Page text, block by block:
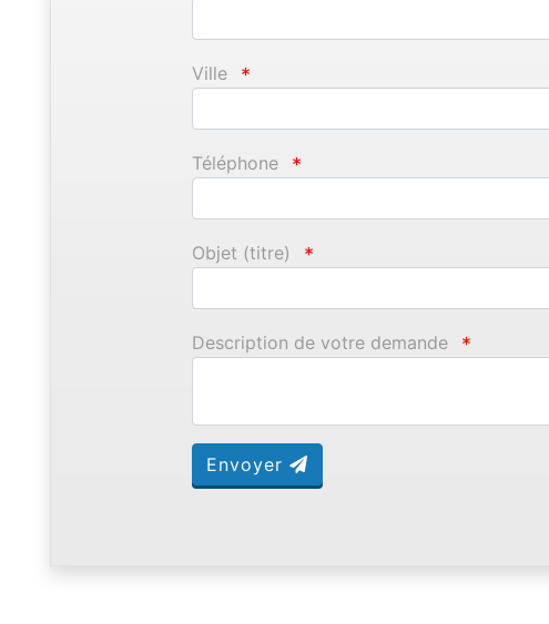
Ville *
Téléphone *
Objet (titre) *
Description de votre demande *
Envoyer